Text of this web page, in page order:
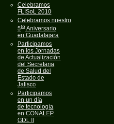
Celebramos
FLISoL 2010
Celebramos nuestro
5toAniversario
en Guadalajara
Participamos
en los Jornadas
de Actualización
del Secretaria
de Salud del
Estado de
Jalisco
Participamos
en un día
de tecnología
en CONALEP
GDL II